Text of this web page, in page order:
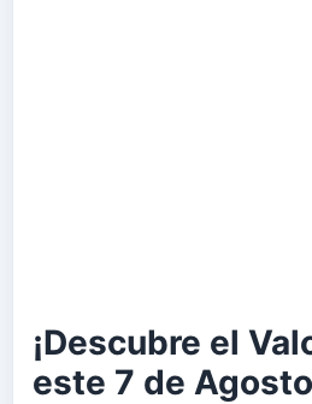
¡Descubre el
este 7 de